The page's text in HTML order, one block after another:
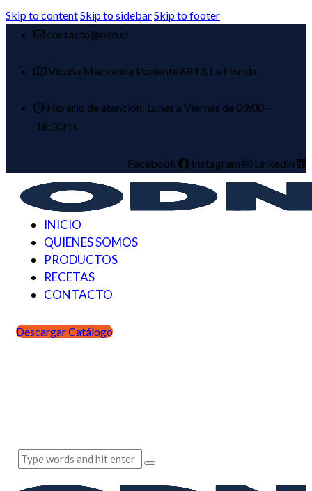
Skip to contentSkip to sidebarSkip to footer
contacto@odn.cl
Vicuña Mackenna Poniente 6843, La Florida.
Horario de atención: Lunes a Viernes de 09:00 –
18:00hrs
Facebook Instagram Linkedin
INICIO
QUIENES SOMOS
PRODUCTOS
RECETAS
CONTACTO
Descargar Catálogo